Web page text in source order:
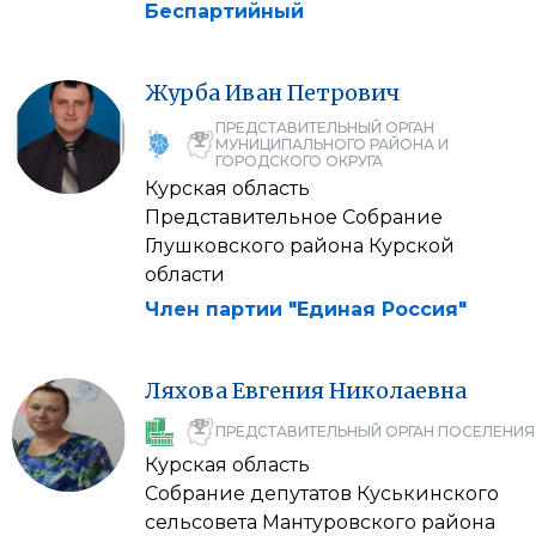
Беспартийный
ЖурбаИванПетрович
ПРЕДСТАВИТЕЛЬНЫЙ ОРГАН
МУНИЦИПАЛЬНОГО РАЙОНА И
ГОРОДСКОГО ОКРУГА
Курская область
Представительное Собрание
Глушковского района Курской
области
Член партии "Единая Россия"
ЛяховаЕвгенияНиколаевна
ПРЕДСТАВИТЕЛЬНЫЙ ОРГАН ПОСЕЛЕНИЯ
Курская область
Собрание депутатов Куськинского
сельсовета Мантуровского района